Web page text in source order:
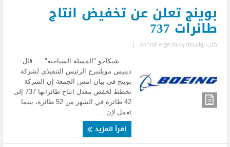
بوينج تعلن عن تخفيض انتاج
طائرات 737
كتب بواسطةAshraf elgedawy
|
شيكاجو "المسلة السياحية" .... قال
دينيس مويلنبرج الرئيس التنفيذي لشركة
بوينج في بيان امس الجمعة إن الشركة
تخطط لخفض معدل انتاج طائراتها 737 إلى
42 طائرة في الشهر من 52 طائرة، بينما
تعمل لإن ...
إقرأ المزيد